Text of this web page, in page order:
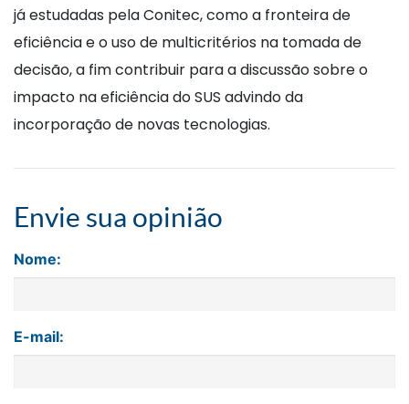
já estudadas pela Conitec, como a fronteira de
eficiência e o uso de multicritérios na tomada de
decisão, a fim contribuir para a discussão sobre o
impacto na eficiência do SUS advindo da
incorporação de novas tecnologias.
Envie sua opinião
Nome:
E-mail: